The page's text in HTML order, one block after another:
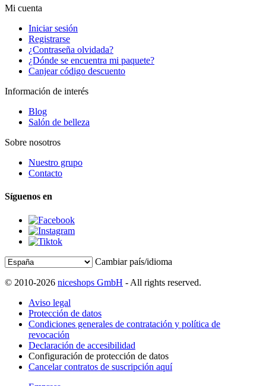
Mi cuenta
Iniciar sesión
Registrarse
¿Contraseña olvidada?
¿Dónde se encuentra mi paquete?
Canjear código descuento
Información de interés
Blog
Salón de belleza
Sobre nosotros
Nuestro grupo
Contacto
Síguenos en
Cambiar país/idioma
© 2010-2026 niceshops GmbH - All rights reserved.
Aviso legal
Protección de datos
Condiciones generales de contratación y política de
revocación
Declaración de accesibilidad
Configuración de protección de datos
Cancelar contratos de suscripción aquí